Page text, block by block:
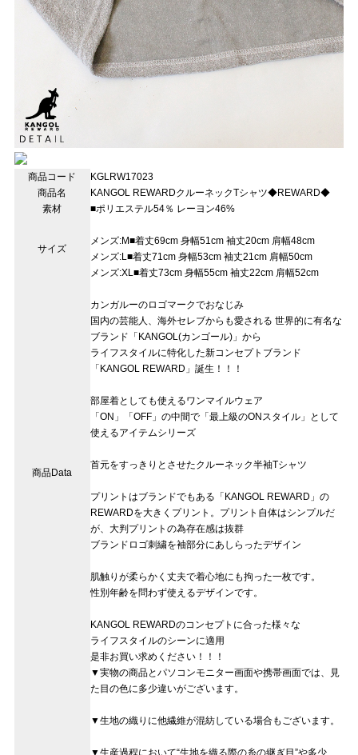
商品コード
KGLRW17023
商品名
KANGOL REWARDクルーネックTシャツ◆REWARD◆
素材
■ポリエステル54％ レーヨン46%
サイズ
メンズ:M■着丈69cm 身幅51cm 袖丈20cm 肩幅48cm
メンズ:L■着丈71cm 身幅53cm 袖丈21cm 肩幅50cm
メンズ:XL■着丈73cm 身幅55cm 袖丈22cm 肩幅52cm
商品Data
カンガルーのロゴマークでおなじみ
国内の芸能人、海外セレブからも愛される 世界的に有名な
ブランド「KANGOL(カンゴール)」から
ライフスタイルに特化した新コンセプトブランド
「KANGOL REWARD」誕生！！！
部屋着としても使えるワンマイルウェア
「ON」「OFF」の中間で「最上級のONスタイル」として
使えるアイテムシリーズ
首元をすっきりとさせたクルーネック半袖Tシャツ
プリントはブランドでもある「KANGOL REWARD」の
REWARDを大きくプリント。プリント自体はシンプルだ
が、大判プリントの為存在感は抜群
ブランドロゴ刺繍を袖部分にあしらったデザイン
肌触りが柔らかく丈夫で着心地にも拘った一枚です。
性別年齢を問わず使えるデザインです。
KANGOL REWARDのコンセプトに合った様々な
ライフスタイルのシーンに適用
是非お買い求めください！！！
▼実物の商品とパソコンモニター画面や携帯画面では、見
た目の色に多少違いがございます。
▼生地の織りに他繊維が混紡している場合もございます。
▼生産過程において“生地を織る際の糸の継ぎ目”や多少